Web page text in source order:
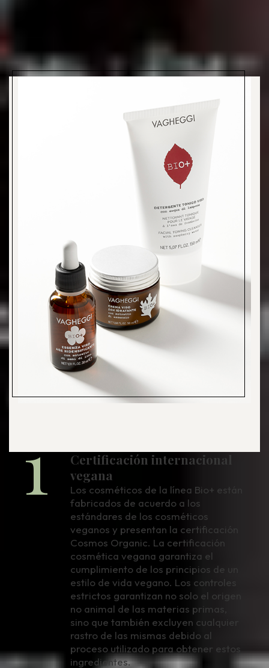
1
Certificación internacional
vegana
Los cosméticos de la línea Bio+ están
fabricados de acuerdo a los
estándares de los cosméticos
veganos y presentan la certificación
Cosmos Organic. La certificación
cosmética vegana garantiza el
cumplimiento de los principios de un
estilo de vida vegano. Los controles
estrictos garantizan no solo el origen
no animal de las materias primas,
sino que también excluyen cualquier
rastro de las mismas debido al
proceso utilizado para obtener estos
ingredientes.